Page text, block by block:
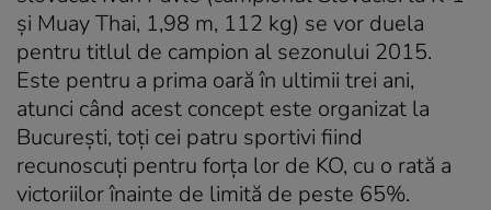
şi Muay Thai, 1,98 m, 112 kg) se vor duela
pentru titlul de campion al sezonului 2015.
Este pentru a prima oară în ultimii trei ani,
atunci când acest concept este organizat la
Bucureşti, toţi cei patru sportivi fiind
recunoscuţi pentru forţa lor de KO, cu o rată a
victoriilor înainte de limită de peste 65%.